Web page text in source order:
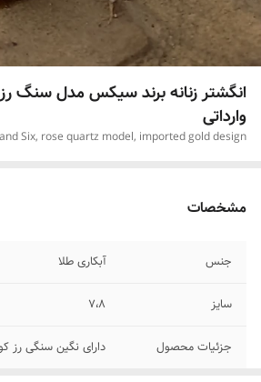
انگشتر زنانه برند سیکس مدل سنگ
وارداتی
Six, rose quartz model, imported gold design
مشخصات
جنس آبکاری طلا
سایز ۷،۸
جزئیات محصول دارای نگین سنگی رز